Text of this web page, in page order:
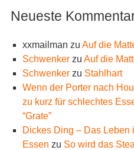
Neueste
xxmailman zu Auf die
Schwenkerzu Auf die
Schwenkerzu Stahlhart
Wenn der Porter nach
zu kurz für schlechtes
“Grate”
Dickes Ding – Das Leben
Essen zu So wird das